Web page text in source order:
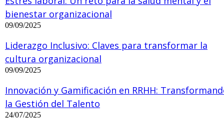
bienestar organizacional
09/09/2025
Liderazgo Inclusivo: Claves para transformar la
cultura organizacional
09/09/2025
Innovación y Gamificación en RRHH:
la Gestión del Talento
24/07/2025